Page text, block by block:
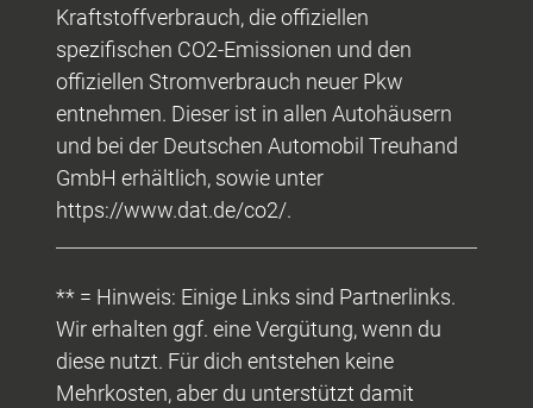
Kraftstoffverbrauch, die offiziellen
spezifischen CO2-Emissionen und den
offiziellen Stromverbrauch neuer Pkw
entnehmen. Dieser ist in allen Autohäusern
und bei der Deutschen Automobil Treuhand
GmbH erhältlich, sowie unter
https://www.dat.de/co2/.
** = Hinweis: Einige Links sind Partnerlinks.
Wir erhalten ggf. eine Vergütung, wenn du
diese nutzt. Für dich entstehen keine
Mehrkosten, aber du unterstützt damit